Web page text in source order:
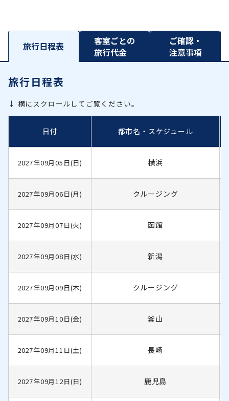
旅行日程表
客室ごとの
旅行代金
ご確認・
注意事項
旅行日程表
↓ 横にスクロールしてご覧ください。
日付 都市名・スケジュール
2027年09月05日(日) 横浜
2027年09月06日(月) クルージング
2027年09月07日(火) 函館
2027年09月08日(水) 新潟
2027年09月09日(木) クルージング
2027年09月10日(金) 釜山
2027年09月11日(土) 長崎
2027年09月12日(日) 鹿児島